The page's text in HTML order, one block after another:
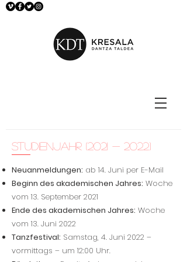
Studienjahr (2021 - 2022)
Neuanmeldungen: ab 14. Juni per E-Mail
Beginn des akademischen Jahres: Woche
vom 13. September 2021
Ende des akademischen Jahres: Woche
vom 13. Juni 2022
Tanzfestival: Samstag, 4. Juni 2022 –
vormittags – um 12:00 Uhr.